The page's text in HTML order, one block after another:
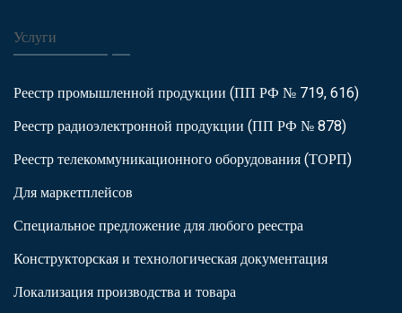
Услуги
Реестр промышленной продукции (ПП РФ № 719, 616)
Реестр радиоэлектронной продукции (ПП РФ № 878)
Реестр телекоммуникационного оборудования (ТОРП)
Для маркетплейсов
Специальное предложение для любого реестра
Конструкторская и технологическая документация
Локализация производства и товара